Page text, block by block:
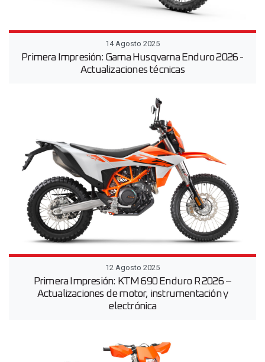
14 Agosto 2025
Primera Impresión: Gama Husqvarna Enduro 2026 -
Actualizaciones técnicas
12 Agosto 2025
Primera Impresión: KTM 690 Enduro R 2026 –
Actualizaciones de motor, instrumentación y
electrónica